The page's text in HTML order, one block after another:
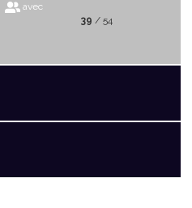
avec
39 / 54